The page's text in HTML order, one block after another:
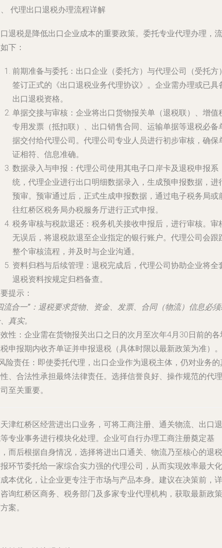
代理出口退税办理流程详解
退税是降低出口企业成本的重要政策。委托专业代理办理，流
下：
前期准备与委托 ：出口企业（委托方）与代理公司（受托方
签订正式的《出口退税业务代理协议》。企业需办理或已具
出口退税资格。
单据交接与审核 ：企业将出口货物报关单（退税联）、增值
专用发票（抵扣联）、出口销售合同、运输单据等退税必备
据交付给代理公司。代理公司专业人员进行初步审核，确保
证相符、信息准确。
数据录入与申报 ：代理公司使用其电子口岸卡及退税申报系
统，代理企业进行出口明细数据录入，生成预申报数据，进
预审。预审通过后，正式生成申报数据，通过电子税务局或
往红桥区税务局办税服务厅进行正式申报。
税务审核与税款退还 ：税务机关接收申报后，进行审核。审
无误后，将退税款退至企业指定的银行账户。代理公司会跟
整个审核流程，并及时与企业沟通。
资料归档与后续管理 ：退税完成后，代理公司协助企业将全
退税资料按规定归档备查。
提示 ：
流合一” ：退税要求货物、资金、发票、合同（物流）信息必
真实。
性 ：企业需在货物报关出口之日的次月至次年4月30日前的各
申报期内收齐单证并申报退税（具体时限以最新政策为准）。
险责任 ：即使委托代理，出口企业作为退税主体，仍对业务的
、合法性承担最终法律责任。选择信誉良好、操作规范的代理
至关重要。
津红桥区经营进出口业务，可将工商注册、通关物流、出口退
专业事务进行模块化处理。企业可自行办理工商注册奠定基
而后根据自身情况，选择将进出口通关、物流乃至核心的退税
环节委托给一家综合实力强的代理公司，从而实现效率最大化
本优化，让企业更专注于市场与产品本身。建议在决策前，详
询红桥区商务、税务部门及多家专业代理机构，获取最新政策
案。